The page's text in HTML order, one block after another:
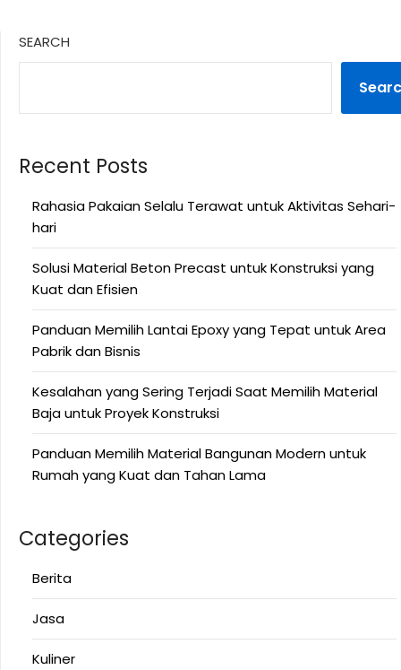
SEARCH
Recent Posts
Rahasia Pakaian Selalu Terawat untuk Aktivitas Sehari-
hari
Solusi Material Beton Precast untuk Konstruksi yang
Kuat dan Efisien
Panduan Memilih Lantai Epoxy yang Tepat untuk Area
Pabrik dan Bisnis
Kesalahan yang Sering Terjadi Saat Memilih Material
Baja untuk Proyek Konstruksi
Panduan Memilih Material Bangunan Modern untuk
Rumah yang Kuat dan Tahan Lama
Categories
Berita
Jasa
Kuliner